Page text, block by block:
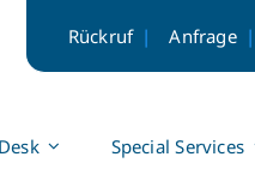
Rückruf Anfrage
Special Services